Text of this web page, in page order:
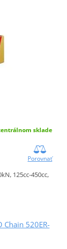
sklade
Porovnať
125cc-450cc,
Chain 520ER-